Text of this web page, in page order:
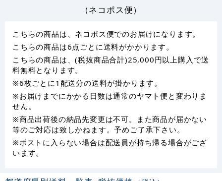
（ネコポス便）
こちらの商品は、ネコポス便でのお届けになります。
こちらの商品は6点ごとに送料がかかります。
こちらの商品は、(税抜商品合計)25,000円以上購入で送
料無料となります。
※6枚ごとに1配送分の送料が掛かります。
※お届けまでにかかる日数は通常のヤマト便と変わりま
せん。
※商品出荷後の納品先変更は不可。また商品が届かない
等のご対応は致しかねます。予めご了承下さい。
※ポストに入らない場合は配送員が持ち帰る場合がござ
います。